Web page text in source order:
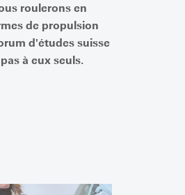
roulerons en
de propulsion
d'études suisse
à eux seuls.